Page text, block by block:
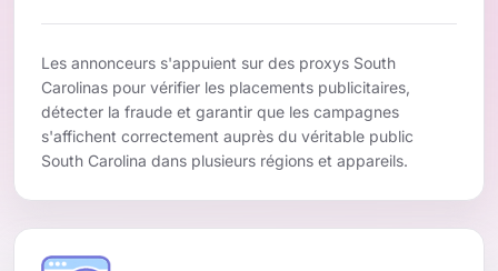
Les annonceurs s'appuient sur des proxys South
Carolinas pour vérifier les placements publicitaires,
détecter la fraude et garantir que les campagnes
s'affichent correctement auprès du véritable public
South Carolina dans plusieurs régions et appareils.